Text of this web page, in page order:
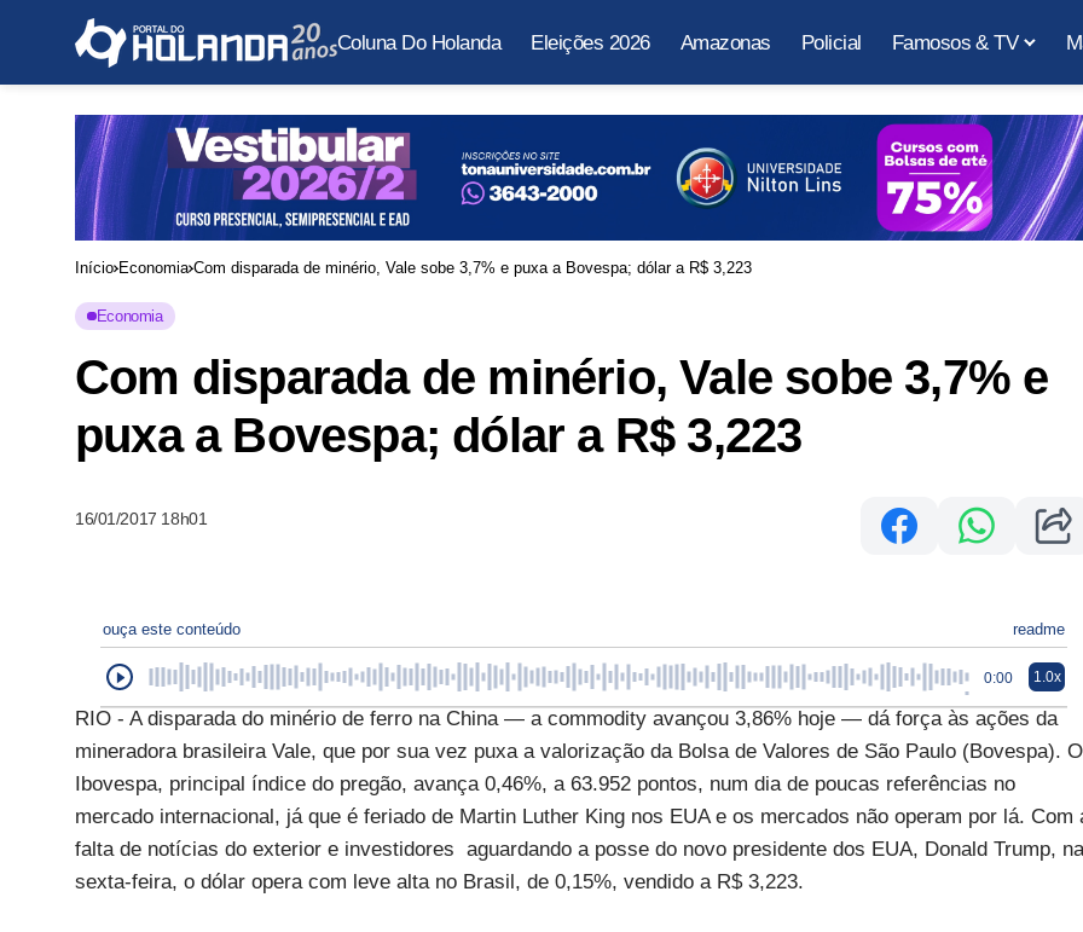
Coluna Do Holanda Eleições 2026 Amazonas Policial Famosos & TV
Início Economia Com disparada de minério, Vale sobe 3,7% e puxa a Bovespa; dólar a R$ 3,223
Economia
Com disparada de minério, Vale sobe 3,7% e
puxa a Bovespa; dólar a R$ 3,223
16/01/2017 18h01
ouça este conteúdo readme
0:00 1.0x
RIO - A disparada do minério de ferro na China — a commodity avançou 3,86% hoje — dá força às ações da
mineradora brasileira Vale, que por sua vez puxa a valorização da Bolsa de Valores de São Paulo (Bovespa). O
Ibovespa, principal índice do pregão, avança 0,46%, a 63.952 pontos, num dia de poucas referências no
mercado internacional, já que é feriado de Martin Luther King nos EUA e os mercados não operam por lá. Com
falta de notícias do exterior e investidores aguardando a posse do novo presidente dos EUA, Donald Trump, na
sexta-feira, o dólar opera com leve alta no Brasil, de 0,15%, vendido a R$ 3,223.